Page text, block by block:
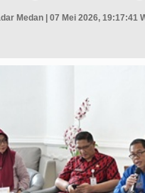
Masyarakat
Serapan
Bayern Munich
Dugaan
PSG vs
Medan | 07 Mei 2026, 19:17:41